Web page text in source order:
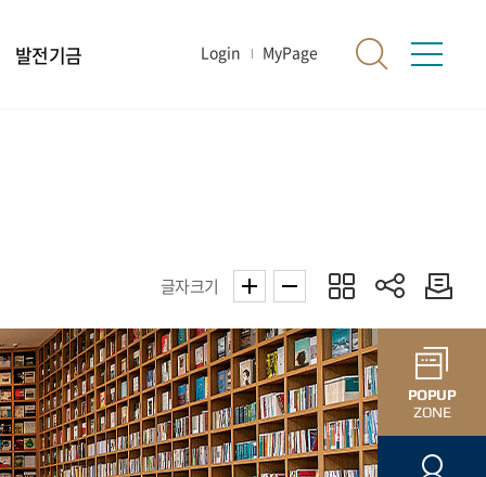
발전기금 Login MyPage
글자크기
POPUP
ZONE